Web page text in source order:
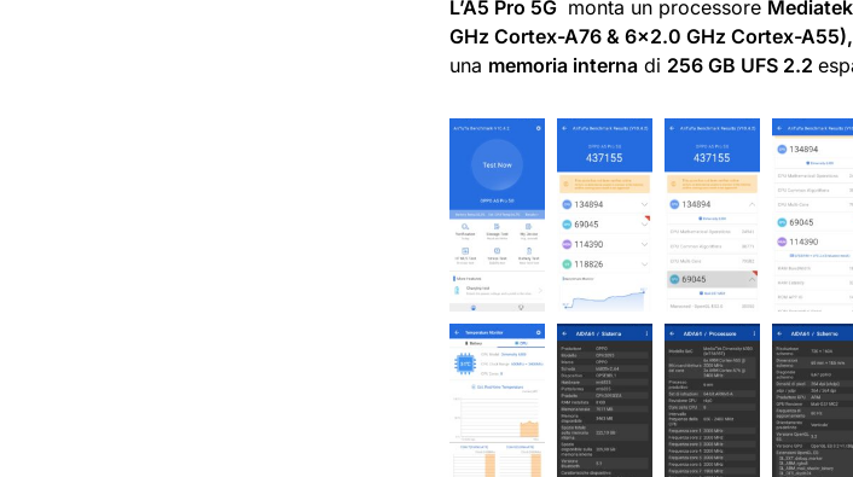
L’A5 Pro 5G monta un processore
GHz Cortex-A76 & 6×2.0 GHz Cortex-A55),
una memoria interna di 256 GB UFS 2.2